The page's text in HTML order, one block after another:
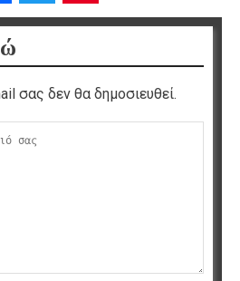
σας δεν θα δημοσιευθεί.